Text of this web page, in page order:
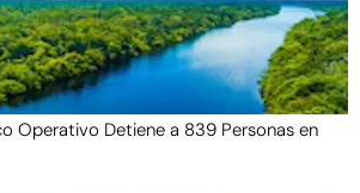
Operativo Detiene a 839 Personas en